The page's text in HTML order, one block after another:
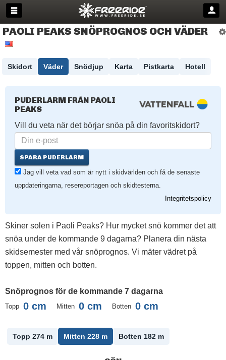
PAOLI PEAKS SNÖPROGNOS OCH VÄDER
Skidort Väder Snödjup Karta Pistkarta Hotell
PUDERLARM FRÅN PAOLI
PEAKS
Vill du veta när det börjar snöa på din favoritskidort?
SPARA PUDERLARM
Jag vill veta vad som är nytt i skidvärlden och få de senaste
uppdateringarna, resereportagen och skidtesterna.
Integritetspolicy
Skiner solen i Paoli Peaks? Hur mycket snö kommer det att
snöa under de kommande 9 dagarna? Planera din nästa
skidsemester med vår snöprognos. Vi mäter vädret på
toppen, mitten och botten.
Snöprognos för de kommande 7 dagarna
Topp 0 cm Mitten 0 cm Botten 0 cm
Topp 274 m Mitten 228 m Botten 182 m